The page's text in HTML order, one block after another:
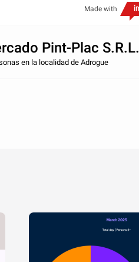
Made with
Pint-Plac S.R.L.
en la localidad de Adrogue